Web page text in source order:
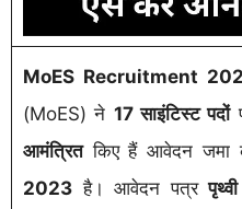
MoES Recruitment
(MoES) ने 17 साइंटिस्ट पदों
आमंत्रितकिए हैं आवेदन जमा
2023 है। आवेदन पत्रपृथ्वी